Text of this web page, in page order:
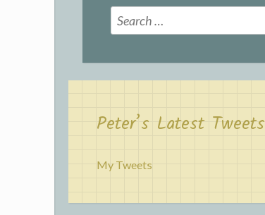
Search
for:
Peter’s Latest Tweets
My Tweets